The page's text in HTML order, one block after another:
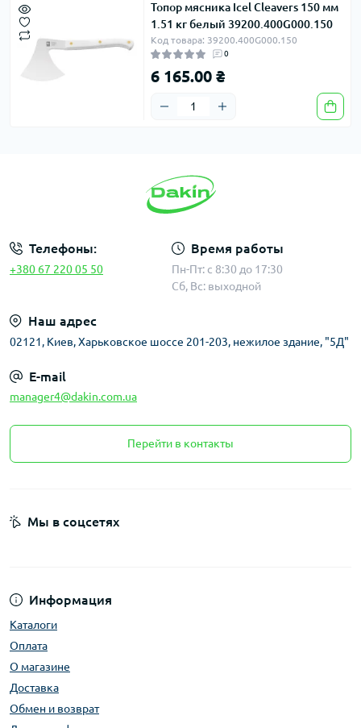
Топор мясника Icel Cleavers 150 мм
1.51 кг белый 39200.400G000.150
Код товара: 39200.400G000.150
0
6 165.00 ₴
Телефоны:
+380 67 220 05 50
Время работы
Пн-Пт: с 8:30 до 17:30
Сб, Вс: выходной
Наш адрес
02121, Киев, Харьковское шоссе 201-203, нежилое здание, "5Д"
E-mail
manager4@dakin.com.ua
Перейти в контакты
Информация
Каталоги
Оплата
О магазине
Доставка
Обмен и возврат
Мы в соцсетях